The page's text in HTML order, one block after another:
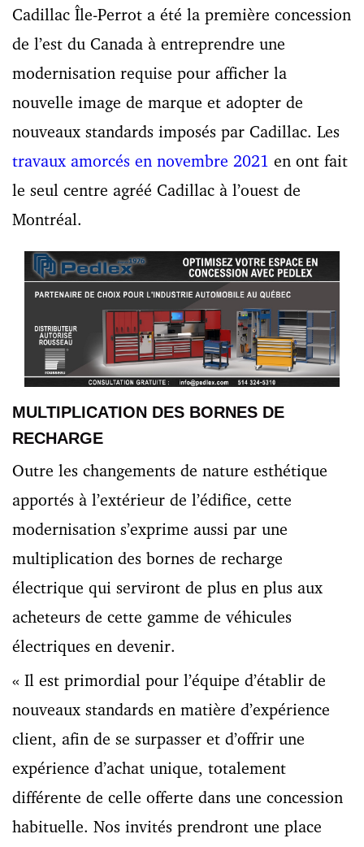
Cadillac Île-Perrot a été la première concession
de l’est du Canada à entreprendre une
modernisation requise pour afficher la
nouvelle image de marque et adopter de
nouveaux standards imposés par Cadillac. Les
travaux amorcés en novembre 2021 en ont fait
le seul centre agréé Cadillac à l’ouest de
Montréal.
MULTIPLICATION DES BORNES DE
RECHARGE
Outre les changements de nature esthétique
apportés à l’extérieur de l’édifice, cette
modernisation s’exprime aussi par une
multiplication des bornes de recharge
électrique qui serviront de plus en plus aux
acheteurs de cette gamme de véhicules
électriques en devenir.
« Il est primordial pour l’équipe d’établir de
nouveaux standards en matière d’expérience
client, afin de se surpasser et d’offrir une
expérience d’achat unique, totalement
différente de celle offerte dans une concession
habituelle. Nos invités prendront une place